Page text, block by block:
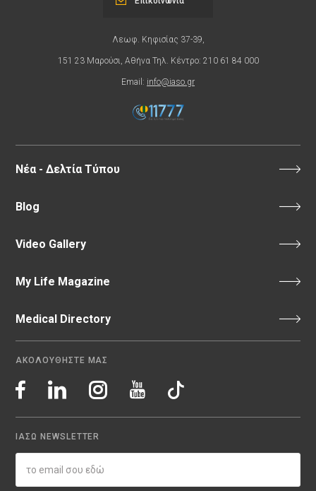
Λεωφ. Κηφισίας 37-39,
151 23 Μαρούσι, Αθήνα Τηλ. Κέντρο: 210 61 84 000
Email: info@iaso.gr
Νέα - Δελτία Τύπου
Blog
Video Gallery
My Life Magazine
Medical Directory
ΑΚΟΛΟΥΘΗΣΤΕ ΜΑΣ
ΙΑΣΩ NEWSLETTER